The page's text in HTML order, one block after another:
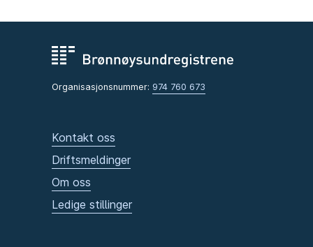
Organisasjonsnummer: 974 760 673
Kontakt oss
Driftsmeldinger
Om oss
Ledige stillinger